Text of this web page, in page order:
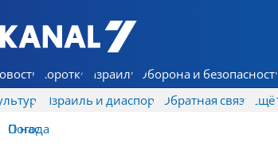
7 КАНАЛ - Аруц Шева
Коротко Израиль Оборона и безопасность
Израиль и диаспора Обратная связь
О нас
Ещё
Погода